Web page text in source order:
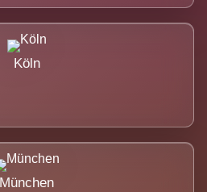
Köln
München